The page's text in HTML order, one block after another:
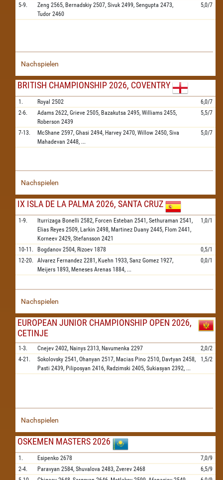
5-9.
Zeng 2565, Bernadskiy 2507, Sivuk 2499, Sengupta 2473,
Tudor 2460
5,0/7
Nachspielen
BRITISH CHAMPIONSHIP 2026, COVENTRY
1. Royal 2502
6,0/7
2-6.
Adams 2622, Grieve 2505, Bazakutsa 2495, Williams 2455,
Roberson 2439
5,5/7
7-13. McShane 2597, Ghasi 2494, Harvey 2470, Willow 2450, Siva
Mahadevan 2448, ...
5,0/7
Nachspielen
IX ISLA DE LA PALMA 2026, SANTA CRUZ
1-9. Iturrizaga Bonelli 2582, Forcen Esteban 2541, Sethuraman 2541,
Elias Reyes 2509, Larkin 2498, Martinez Duany 2445, Flom 2441,
Korneev 2429, Stefansson 2421
1,0/1
10-11. Bogdanov 2504, Rizoev 1878
0,5/1
12-20.
Alvarez Fernandez 2281, Kuehn 1933, Sanz Gomez 1927,
Meijers 1893, Meneses Arenas 1884, ...
0,0/1
Nachspielen
EUROPEAN JUNIOR CHAMPIONSHIP OPEN 2026,
CETINJE
1-3. Cnejev 2402, Nainys 2313, Navumenka 2297
2,0/2
4-21.
Sokolovsky 2541, Ohanyan 2517, Macias Pino 2510, Davtyan 2458,
Pasti 2439, Piliposyan 2416, Radzimski 2405, Sukiasyan 2392, ...
1,5/2
Nachspielen
OSKEMEN MASTERS 2026
1. Esipenko 2678
7,0/9
2-4.
Paravyan 2584, Shuvalova 2483, Zverev 2468
6,5/9